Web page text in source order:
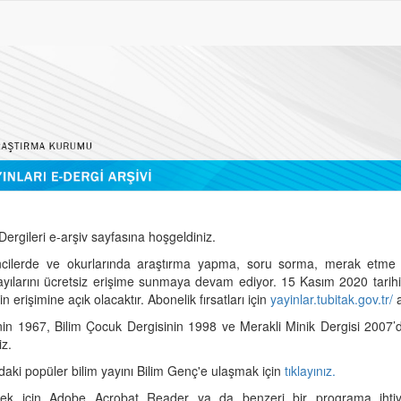
e-arşiv sayfasına hoşgeldiniz.
ve okurlarında araştırma yapma, soru sorma, merak
ücretsiz erişime sunmaya devam ediyor. 15 Kasım 2020
erişimine açık olacaktır. Abonelik fırsatları için yayinlar.tubitak.gov.tr/
1967, Bilim Çocuk Dergisinin 1998 ve Merakli Minik Dergisi
popüler bilim yayını Bilim Genç'e ulaşmak için tıklayınız.
için Adobe Acrobat Reader ya da benzeri bir programa